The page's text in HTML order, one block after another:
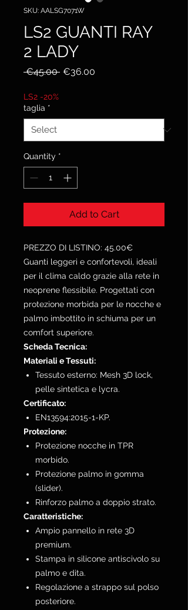
SKU: AALSG7071W
LS2 GUANTI RAY
2 LADY
€45.00 Regular
€36.00
LS2 -20%
taglia *
Quantity *
Add to Cart
PREZZO DI LISTINO: 45.00€
Guanti leggeri e confortevoli, ideali
per il clima caldo grazie alla rete in
neoprene flessibile. Progettati con
protezione morbida per le nocche e
palmo imbottito in schiuma per un
comfort superiore.
Scheda Tecnica:
Materiali e Tessuti:
Tessuto esterno: Mesh 3D lock,
pelle sintetica e lycra.
Certificato:
EN13594:2015-1-KP.
Protezione:
Protezione nocche in TPR
morbido.
Protezione palmo in gomma
(slider).
Rinforzo palmo a doppio strato.
Caratteristiche:
Ampio pannello in rete 3D
premium.
Stampa in silicone antiscivolo su
palmo e dita.
Regolazione a strappo sul polso
posteriore.